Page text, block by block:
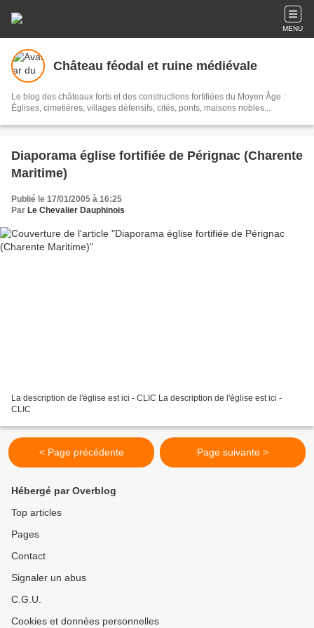
MENU
Château féodal et ruine médiévale
Le blog des châteaux forts et des constructions fortifiées du Moyen Âge :
Églises, cimetières, villages défensifs, cités, ponts, maisons nobles...
Diaporama église fortifiée de Pérignac (Charente
Maritime)
Publié le 17/01/2005 à 16:25
Par Le Chevalier Dauphinois
La description de l'église est ici - CLIC La description de l'église est ici -
CLIC
< Page précédente Page suivante >
Hébergé par Overblog
Top articles
Pages
Contact
Signaler un abus
C.G.U.
Cookies et données personnelles